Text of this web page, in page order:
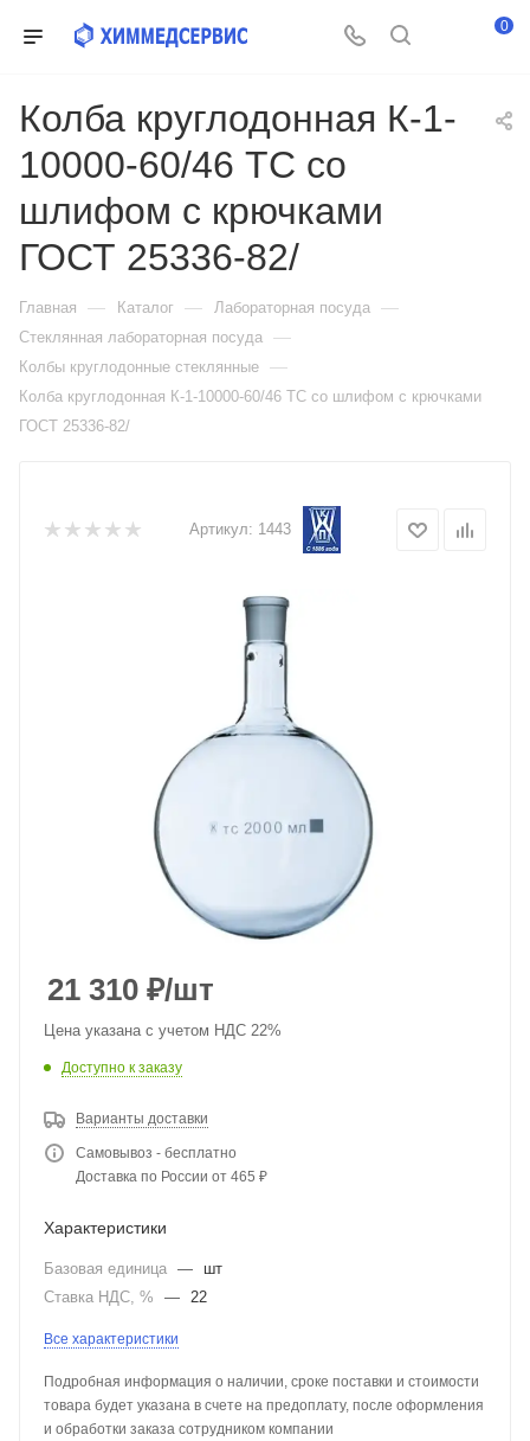
0
Колба круглодонная К-1-
10000-60/46 ТС со
шлифом с крючками
ГОСТ 25336-82/
Главная — Каталог — Лабораторная посуда —
Стеклянная лабораторная посуда —
Колбы круглодонные стеклянные —
Колба круглодонная К-1-10000-60/46 ТС со шлифом с крючками
ГОСТ 25336-82/
Артикул: 1443
21 310 ₽/шт
Цена указана с учетом НДС 22%
Доступно к заказу
Варианты доставки
Самовывоз - бесплатно
Доставка по России от 465 ₽
Характеристики
Базовая единица —
шт
Ставка НДС, %
— 22
Все характеристики
Подробная информация о наличии, сроке поставки и стоимости
товара будет указана в счете на предоплату, после оформления
и обработки заказа сотрудником компании